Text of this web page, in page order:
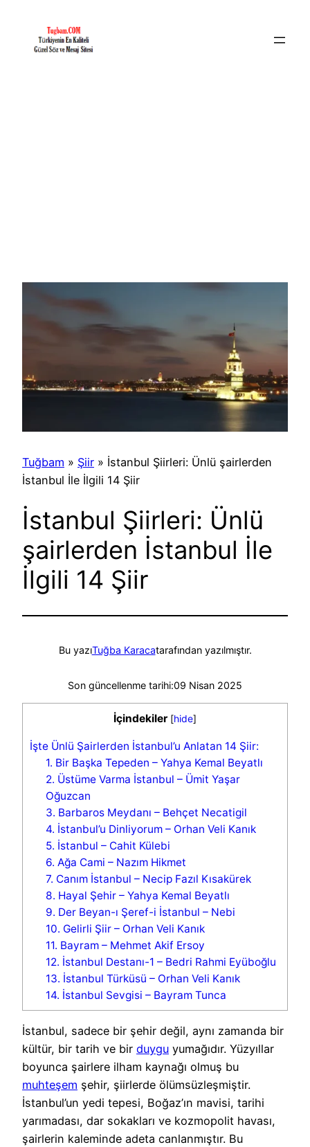
Tuğbam » Şiir » İstanbul Şiirleri: Ünlü şairlerden
İstanbul İle İlgili 14 Şiir
İstanbul Şiirleri: Ünlü
şairlerden İstanbul İle
İlgili 14 Şiir
Bu yazıTuğba Karacatarafından yazılmıştır.
Son güncellenme tarihi:09 Nisan 2025
İçindekiler [hide]
İşte Ünlü Şairlerden İstanbul’u Anlatan 14 Şiir:
1. Bir Başka Tepeden – Yahya Kemal Beyatlı
2. Üstüme Varma İstanbul – Ümit Yaşar
Oğuzcan
3. Barbaros Meydanı – Behçet Necatigil
4. İstanbul’u Dinliyorum – Orhan Veli Kanık
5. İstanbul – Cahit Külebi
6. Ağa Cami – Nazım Hikmet
7. Canım İstanbul – Necip Fazıl Kısakürek
8. Hayal Şehir – Yahya Kemal Beyatlı
9. Der Beyan-ı Şeref-i İstanbul – Nebi
10. Gelirli Şiir – Orhan Veli Kanık
11. Bayram – Mehmet Akif Ersoy
12. İstanbul Destanı-1 – Bedri Rahmi Eyüboğlu
13. İstanbul Türküsü – Orhan Veli Kanık
14. İstanbul Sevgisi – Bayram Tunca
İstanbul, sadece bir şehir değil, aynı zamanda bir
kültür, bir tarih ve bir duygu yumağıdır. Yüzyıllar
boyunca şairlere ilham kaynağı olmuş bu
muhteşem şehir, şiirlerde ölümsüzleşmiştir.
İstanbul’un yedi tepesi, Boğaz’ın mavisi, tarihi
yarımadası, dar sokakları ve kozmopolit havası,
şairlerin kaleminde adeta canlanmıştır. Bu